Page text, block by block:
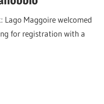
Lago Maggoire welcomed
for registration with a